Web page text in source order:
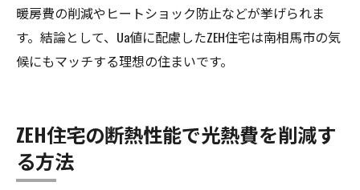
暖房費の削減やヒートショック防止などが挙げられま
す。結論として、Ua値に配慮したZEH住宅は南相馬市の気
候にもマッチする理想の住まいです。
ZEH住宅の断熱性能で光熱費を削減す
る方法